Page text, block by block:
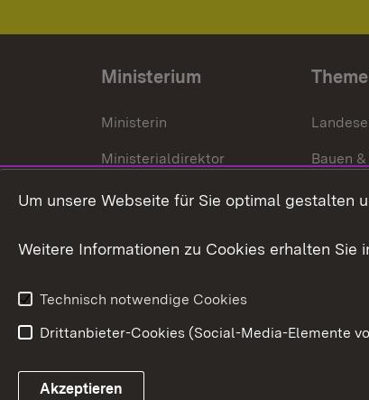
Ministerium
Ministerin
Ministerialdirektor
Organisation und Aufgaben
Bauen
Link zum Landesportal
Um unsere Webseite für Sie optimal gestalten
Weitere Informationen zu Cookies erhalten Sie
Technisch notwendige Cookies
Drittanbieter-Cookies (Social-Media-Elemente
Akzeptieren